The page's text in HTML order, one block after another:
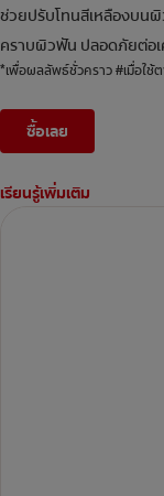
ช่วยปรับโทนสีเหลืองบน
คราบผิวฟัน ปลอดภัยต่อ
*เพื่อผลลัพธ์ชั่วคราว #เมื่อใช้
ซื้อเลย
เรียนรู้เพิ่มเติม